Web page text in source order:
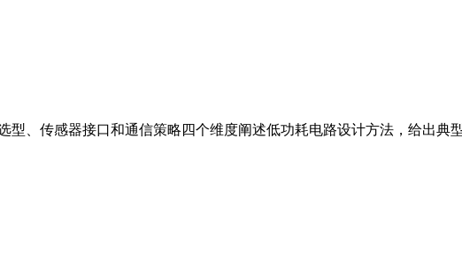
、传感器接口和通信策略四个维度阐述低功耗电路设计方法，给出典